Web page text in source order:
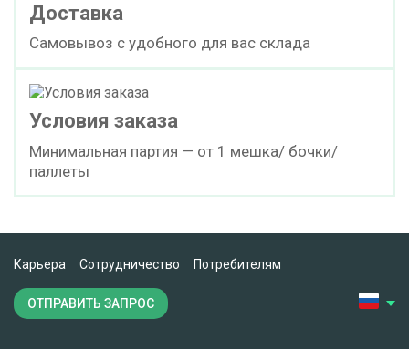
Доставка
Самовывоз с удобного для вас склада
Условия заказа
Минимальная партия — от 1 мешка/ бочки/
паллеты
Карьера Сотрудничество Потребителям
ОТПРАВИТЬ ЗАПРОС